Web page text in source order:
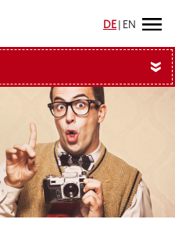
DE EN
»